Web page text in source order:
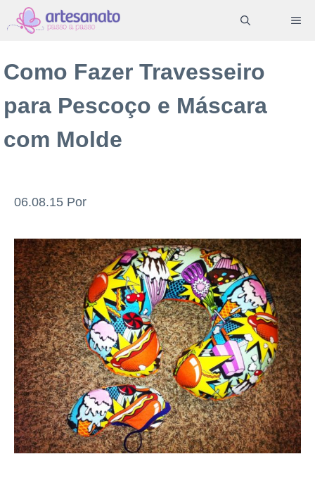
Pular
para
conteúdo
Como Fazer Travesseiro
para Pescoço e Máscara
com Molde
06.08.15 Por